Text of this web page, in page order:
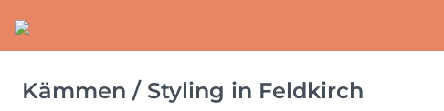
Kämmen / Styling in Feldkirch